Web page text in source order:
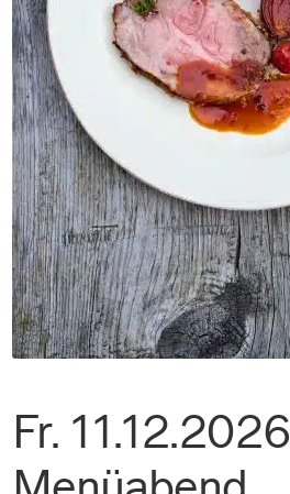
Fr. 11.12.2026